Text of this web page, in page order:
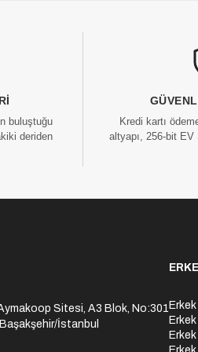
buluştuğu
deriden
Kredi kartı
altyapı, 256-bit
Sitesi, A3 Blok, No:301
İstanbul